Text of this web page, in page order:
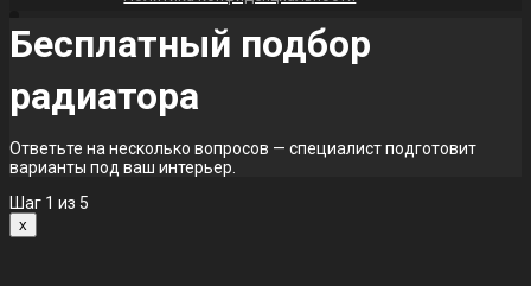
Бесплатный подбор
радиатора
Ответьте на несколько вопросов — специалист подготовит
варианты под ваш интерьер.
Шаг 1 из 5
x